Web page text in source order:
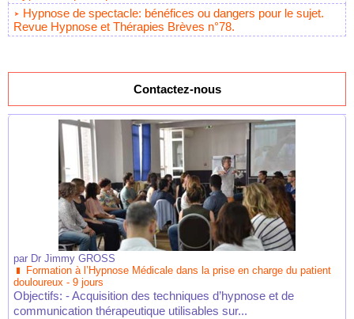
Hypnose de spectacle: bénéfices ou dangers pour le sujet.
Revue Hypnose et Thérapies Brèves n°78.
Contactez-nous
par Dr Jimmy GROSS
Formation à l’Hypnose Médicale dans la prise en charge du patient
douloureux - 9 jours
Objectifs: - Acquisition des techniques d’hypnose et de
communication thérapeutique utilisables sur...